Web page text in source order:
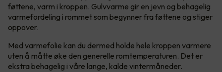
føttene, varm i kroppen. Gulvvarme gir en jevn og behagelig
varmefordeling i rommet som begynner fra føttene og stiger
oppover.
Med varmefolie kan du dermed holde hele kroppen varmere
uten å måtte øke den generelle romtemperaturen. Det er
ekstra behagelig i våre lange, kalde vintermåneder.